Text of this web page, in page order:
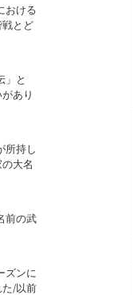
おける
とど
」と
あり
所持し
大名
前の武
ズンに
た/以前